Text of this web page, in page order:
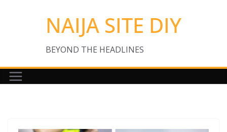
NAIJA SITE DIY
BEYOND THE HEADLINES